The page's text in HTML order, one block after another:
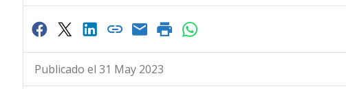
Publicado el 31 May 2023